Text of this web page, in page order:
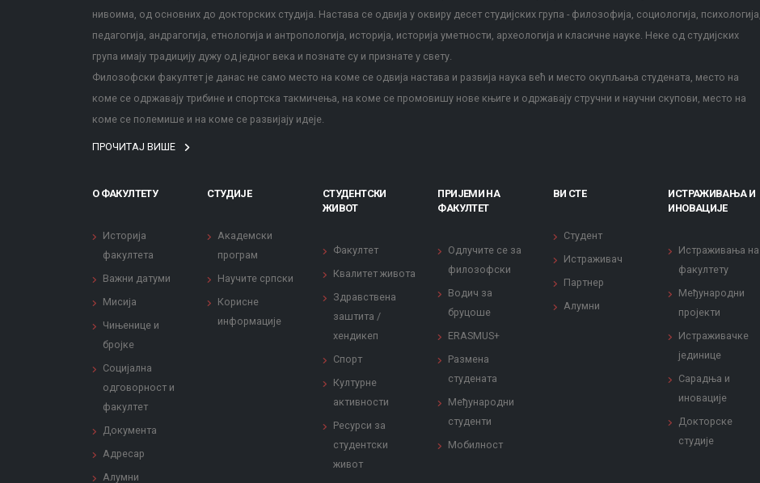
нивоима, од основних до докторских студија. Настава се одвија у оквиру десет студијских група - филозофија, социологија, психологија,
педагогија, андрагогија, етнологија и антропологија, историја, историја уметности, археологија и класичне науке. Неке од студијских
група имају традицију дужу од једног века и познате су и признате у свету.
Филозофски факултет је данас не само место на коме се одвија настава и развија наука већ и место окупљања студената, место на
коме се одржавају трибине и спортска такмичења, на коме се промовишу нове књиге и одржавају стручни и научни скупови, место на
коме се полемише и на коме се развијају идеје.
ПРОЧИТАЈ ВИШЕ
О ФАКУЛТЕТУ
Историја
факултета
Важни датуми
Мисија
Чињенице и
бројке
Социјална
одговорност и
факултет
Документа
Адресар
Алумни
СТУДИЈЕ
Академски
програм
Научите српски
Корисне
информације
СТУДЕНТСКИ
ЖИВОТ
Факултет
Квалитет живота
Здравствена
заштита /
хендикеп
Спорт
Културне
активности
Ресурси за
студентски
живот
ПРИЈЕМИ НА
ФАКУЛТЕТ
Одлучите се за
филозофски
Водич за
бруцоше
ERASMUS+
Размена
студената
Међународни
студенти
Мобилност
ВИ СТЕ
Студент
Истраживач
Партнер
Алумни
ИСТРАЖИВАЊА И
ИНОВАЦИЈЕ
Истраживања на
факултету
Међународни
пројекти
Истраживачке
јединице
Сарадња и
иновације
Докторске
студије